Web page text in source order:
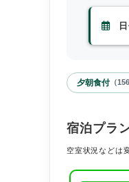
夕朝食付（156
宿泊プラ
空室状況などは